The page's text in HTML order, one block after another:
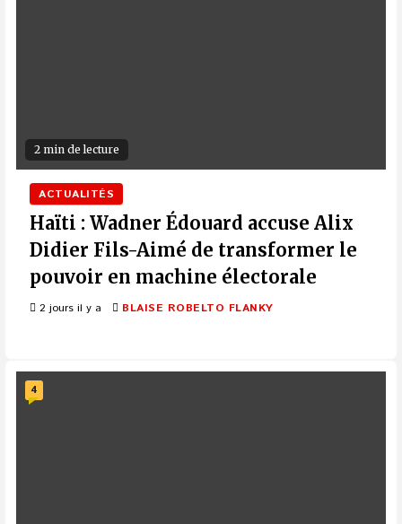
2 min de lecture
ACTUALITÉS
Haïti : Wadner Édouard accuse Alix
Didier Fils-Aimé de transformer le
pouvoir en machine électorale
2 jours il y a BLAISE ROBELTO FLANKY
4